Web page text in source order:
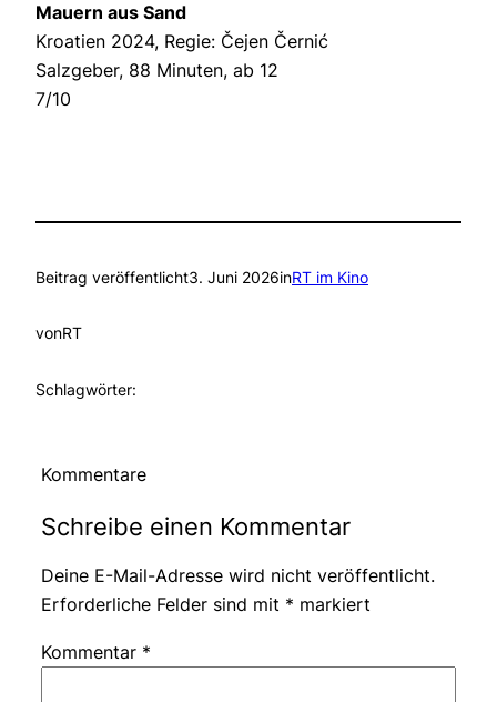
Mauern aus Sand
Kroatien 2024, Regie: Čejen Černić
Salzgeber, 88 Minuten, ab 12
7/10
Beitrag veröffentlicht3. Juni 2026inRT im Kino
vonRT
Schlagwörter:
Kommentare
Schreibe einen Kommentar
Deine E-Mail-Adresse wird nicht veröffentlicht.
Erforderliche Felder sind mit * markiert
Kommentar *